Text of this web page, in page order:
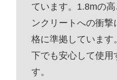
ています。1.8mの
ンクリートへの衝撃
格に準拠しています
下でも安心して使用
す。